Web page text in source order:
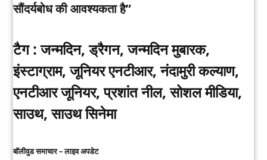
सौंदर्यबोध की आवश्यकता है”
टैग :जन्मदिन, ड्रैगन, जन्मदिन मुबारक,
इंस्टाग्राम, जूनियर एनटीआर, नंदामुरी कल्याण,
एनटीआर जूनियर, प्रशांत नील, सोशल मीडिया,
साउथ, साउथ सिनेमा
बॉलीवुड समाचार – लाइव अपडेट